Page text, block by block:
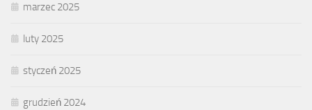
marzec 2025
luty 2025
styczeń 2025
grudzień 2024